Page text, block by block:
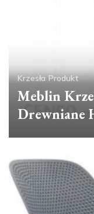
Krzesła Produkt
Meblin
Drewniane